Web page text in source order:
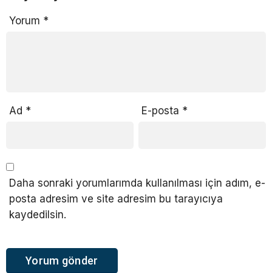
Yorum *
Ad * E-posta *
Daha sonraki yorumlarımda kullanılması için adım, e-
posta adresim ve site adresim bu tarayıcıya
kaydedilsin.